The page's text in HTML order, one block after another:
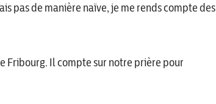
pas de manière naïve, je me rends compte des
Fribourg. Il compte sur notre prière pour